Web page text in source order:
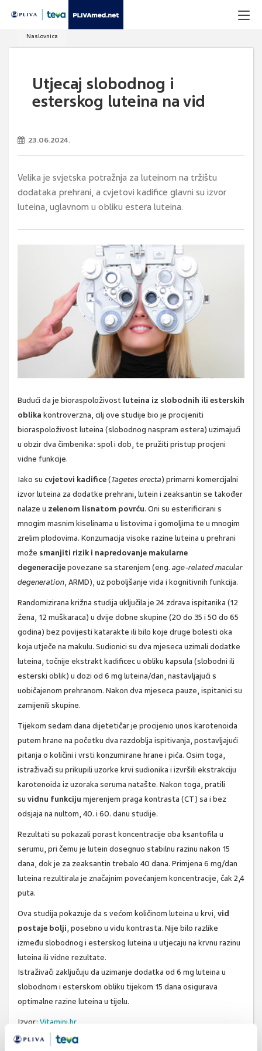
Naslovnica
Utjecaj slobodnog i
esterskog luteina na vid
23.06.2024.
Velika je svjetska potražnja za luteinom na tržištu
dodataka prehrani, a cvjetovi kadifice glavni su izvor
luteina, uglavnom u obliku estera luteina.
Budući da je bioraspoloživost luteina iz slobodnih ili esterskih
oblika kontroverzna, cilj ove studije bio je procijeniti
bioraspoloživost luteina (slobodnog naspram estera) uzimajući
u obzir dva čimbenika: spol i dob, te pružiti pristup procjeni
vidne funkcije.
Iako su cvjetovi kadifice(Tagetes erecta) primarni komercijalni
izvor luteina za dodatke prehrani, lutein i zeaksantin se također
nalaze u zelenom lisnatom povrću. Oni su esterificirani s
mnogim masnim kiselinama u listovima i gomoljima te u mnogim
zrelim plodovima. Konzumacija visoke razine luteina u prehrani
može smanjiti rizik i napredovanje makularne
degeneracijepovezane sa starenjem (eng. age-related macular
degeneration, ARMD), uz poboljšanje vida i kognitivnih funkcija.
Randomizirana križna studija uključila je 24 zdrava ispitanika (12
žena, 12 muškaraca) u dvije dobne skupine (20 do 35 i 50 do 65
godina) bez povijesti katarakte ili bilo koje druge bolesti oka
koja utječe na makulu. Sudionici su dva mjeseca uzimali dodatke
luteina, točnije ekstrakt kadificec u obliku kapsula (slobodni ili
esterski oblik) u dozi od 6 mg luteina/dan, nastavljajući s
uobičajenom prehranom. Nakon dva mjeseca pauze, ispitanici su
zamijenili skupine.
Tijekom sedam dana dijetetičar je procijenio unos karotenoida
putem hrane na početku dva razdoblja ispitivanja, postavljajući
pitanja o količini i vrsti konzumirane hrane i pića. Osim toga,
istraživači su prikupili uzorke krvi sudionika i izvršili ekstrakciju
karotenoida iz uzoraka seruma natašte. Nakon toga, pratili
su vidnu funkciju mjerenjem praga kontrasta (CT) sa i bez
odsjaja na nultom, 40. i 60. danu studije.
Rezultati su pokazali porast koncentracije oba ksantofila u
serumu, pri čemu je lutein dosegnuo stabilnu razinu nakon 15
dana, dok je za zeaksantin trebalo 40 dana. Primjena 6 mg/dan
luteina rezultirala je značajnim povećanjem koncentracije, čak 2,4
puta.
Ova studija pokazuje da s većom količinom luteina u krvi, vid
postaje bolji, posebno u vidu kontrasta. Nije bilo razlike
između slobodnog i esterskog luteina u utjecaju na krvnu razinu
luteina ili vidne rezultate.
Istraživači zaključuju da uzimanje dodatka od 6 mg luteina u
slobodnom i esterskom obliku tijekom 15 dana osigurava
optimalne razine luteina u tijelu.
Izvor: Vitamini.hr